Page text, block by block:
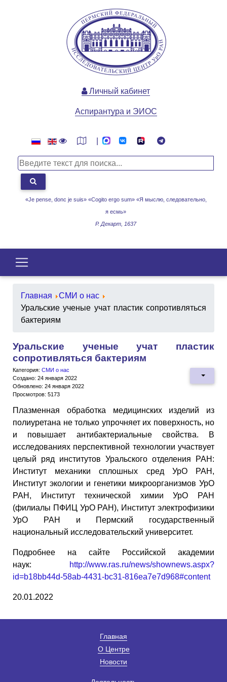
«Je pense, donc je suis» «Cogito ergo sum» «Я мыслю, следовательно,
я есмь»
Р. Декарт, 1637
Личный кабинет
Аспирантура и ЭИОС
Главная
СМИ о нас
Уральские ученые учат пластик сопротивляться
бактериям
Уральские ученые учат пластик
сопротивляться бактериям
Категория: СМИ о нас
Создано: 24 января 2022
Обновлено: 24 января 2022
Просмотров: 5173
Плазменная обработка медицинских изделий из
полиуретана не только упрочняет их поверхность, но
и повышает антибактериальные свойства. В
исследованиях перспективной технологии участвует
целый ряд институтов Уральского отделения РАН:
Институт механики сплошных сред УрО РАН,
Институт экологии и генетики микроорганизмов УрО
РАН, Институт технической химии УрО РАН
(филиалы ПФИЦ УрО РАН), Институт электрофизики
УрО РАН и Пермский государственный
национальный исследовательский университет.
Подробнее на сайте Российской академии
наук:
http://www.ras.ru/news/shownews.aspx?
id=b18bb44d-58ab-4431-bc31-816ea7e7d968#content
20.01.2022
Главная
О Центре
Новости